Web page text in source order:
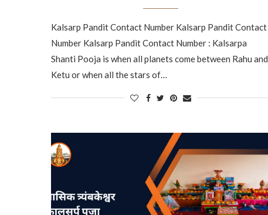
Kalsarp Pandit Contact Number Kalsarp Pandit Contact
Number Kalsarp Pandit Contact Number : Kalsarpa
Shanti Pooja is when all planets come between Rahu and
Ketu or when all the stars of…